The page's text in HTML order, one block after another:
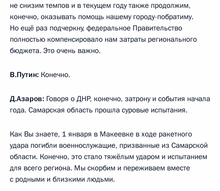
не снизим темпов и в текущем году также продолжим,
конечно, оказывать помощь нашему городу-побратиму.
Но ещё раз подчеркну, федеральное Правительство
полностью компенсировало нам затраты регионального
бюджета. Это очень важно.
В.Путин: Конечно.
Д.Азаров: Говоря о ДНР, конечно, затрону и события начала
года. Самарская область прошла суровые испытания.
Как Вы знаете, 1 января в Макеевке в ходе ракетного
удара погибли военнослужащие, призванные из Самарской
области. Конечно, это стало тяжёлым ударом и испытанием
для всего региона. Мы скорбим и переживаем вместе
с родными и близкими людьми.